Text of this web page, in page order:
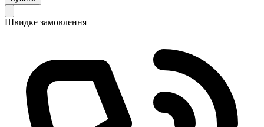
Швидке замовлення